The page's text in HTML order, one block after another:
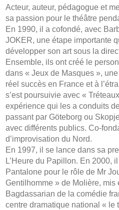
Acteur, auteur, pédagogue et
sa passion pour le théâtre
En 1990, il a cofondé, avec
JOKER, une étape importante
développer son art sous la
Ensemble, ils ont créé le
dans « Jeux de Masques »,
réel succès en France et à
s’est poursuivie avec «
expérience qui les a conduits
passant par Göteborg ou
avec différents publics. Co-
d’improvisation du Nord.
En 1997, il se lance dans sa
L’Heure du Papillon. En 2000,
Pantalone pour le rôle de Mr
Gentilhomme » de Molière, mis
Bagdassarian de la comédie
centre dramatique national « le